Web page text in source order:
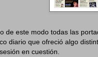
de este modo todas las
diario que ofreció algo
en cuestión.